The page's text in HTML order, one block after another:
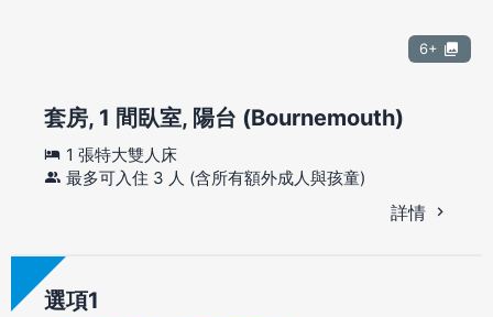
6+
套房, 1 間臥室, 陽台 (Bournemouth)
1 張特大雙人床
最多可入住 3 人 (含所有額外成人與孩童)
詳情
選項